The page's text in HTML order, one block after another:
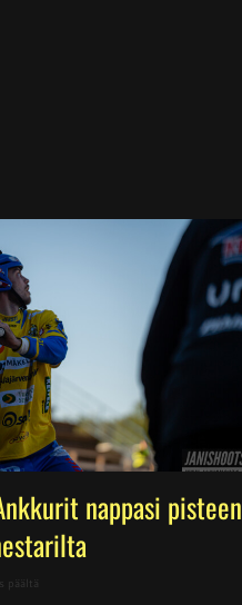
nappasi pisteen
päältä